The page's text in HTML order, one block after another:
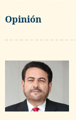
Opinión